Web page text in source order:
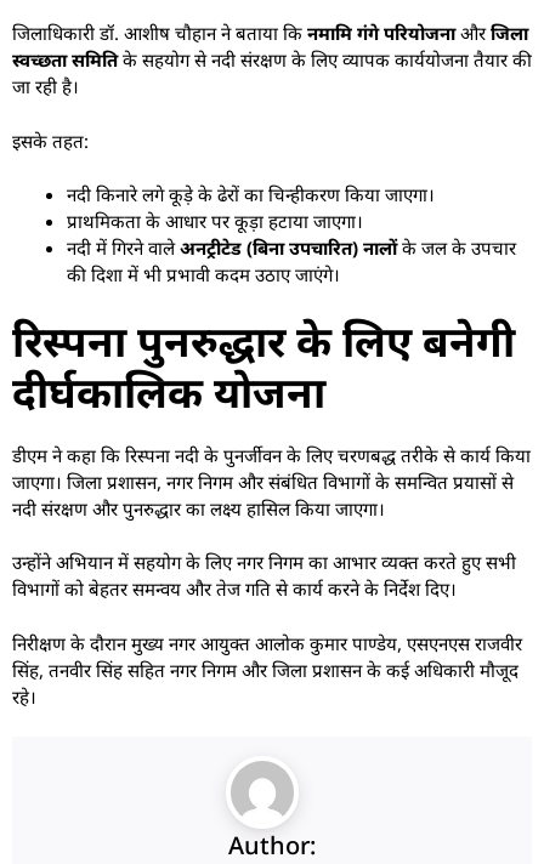
जिलाधिकारी डॉ. आशीष चौहान ने बताया कि नमामि गंगे परियोजनाऔरजिला
स्वच्छता समितिके सहयोग से नदी संरक्षण के लिए व्यापक कार्ययोजना तैयार की
जा रही है।
इसके तहत:
नदी किनारे लगे कूड़े के ढेरों का चिन्हीकरण किया जाएगा।
प्राथमिकता के आधार पर कूड़ा हटाया जाएगा।
नदी में गिरने वालेअनट्रीटेड (बिना उपचारित) नालोंके जल के उपचार
की दिशा में भी प्रभावी कदम उठाए जाएंगे।
रिस्पना पुनरुद्धार के लिए बनेगी
दीर्घकालिक योजना
डीएम ने कहा कि रिस्पना नदी के पुनर्जीवन के लिए चरणबद्ध तरीके से कार्य किया
जाएगा। जिला प्रशासन, नगर निगम और संबंधित विभागों के समन्वित प्रयासों से
नदी संरक्षण और पुनरुद्धार का लक्ष्य हासिल किया जाएगा।
उन्होंने अभियान में सहयोग के लिए नगर निगम का आभार व्यक्त करते हुए सभी
विभागों को बेहतर समन्वय और तेज गति से कार्य करने के निर्देश दिए।
निरीक्षण के दौरान मुख्य नगर आयुक्त आलोक कुमार पाण्डेय, एसएनएस राजवीर
सिंह, तनवीर सिंह सहित नगर निगम और जिला प्रशासन के कई अधिकारी मौजूद
रहे।
Author: